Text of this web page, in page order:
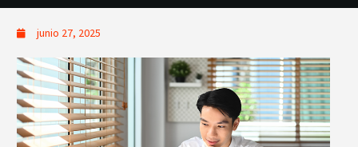
junio 27, 2025